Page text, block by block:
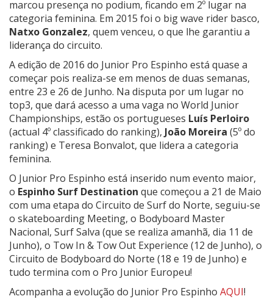
marcou presença no podium, ficando em 2º lugar na
categoria feminina. Em 2015 foi o big wave rider basco,
Natxo Gonzalez, quem venceu, o que lhe garantiu a
liderança do circuito.
A edição de 2016 do Junior Pro Espinho está quase a
começar pois realiza-se em menos de duas semanas,
entre 23 e 26 de Junho. Na disputa por um lugar no
top3, que dará acesso a uma vaga no World Junior
Championships, estão os portugueses Luís Perloiro
(actual 4º classificado do ranking), João Moreira (5º do
ranking) e Teresa Bonvalot, que lidera a categoria
feminina.
O Junior Pro Espinho está inserido num evento maior,
o Espinho Surf Destination que começou a 21 de Maio
com uma etapa do Circuito de Surf do Norte, seguiu-se
o skateboarding Meeting, o Bodyboard Master
Nacional, Surf Salva (que se realiza amanhã, dia 11 de
Junho), o Tow In & Tow Out Experience (12 de Junho), o
Circuito de Bodyboard do Norte (18 e 19 de Junho) e
tudo termina com o Pro Junior Europeu!
Acompanha a evolução do Junior Pro Espinho AQUI!